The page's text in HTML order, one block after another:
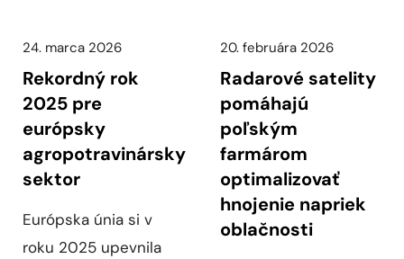
24. marca 2026
Rekordný rok
2025 pre
európsky
agropotravinársky
sektor
Európska únia si v
roku 2025 upevnila
20. februára 2026
Radarové satelity
pomáhajú
poľským
farmárom
optimalizovať
hnojenie napriek
oblačnosti